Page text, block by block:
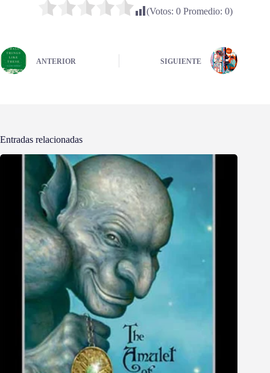
(Votos: 0Promedio: 0)
ANTERIOR SIGUIENTE
Entradas relacionadas